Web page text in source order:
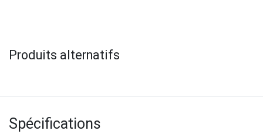
Produits alternatifs
Spécifications